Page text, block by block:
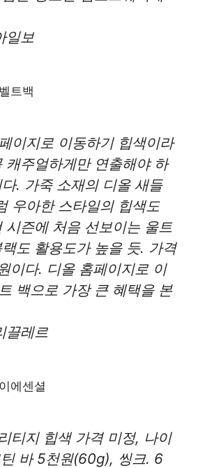
일보
트백
이지로 이동하기 힙색이라
캐주얼하게만 연출해야 하
. 가죽 소재의 디올 새들
우아한 스타일의 힙색도
시즌에 처음 선보이는 울트
도 활용도가 높을 듯. 가격
이다. 디올 홈페이지로 이
백으로 가장 큰 혜택을 본
끌레르
에센셜
티지 힙색 가격 미정, 나이
바 5천원(60g), 씽크. 6